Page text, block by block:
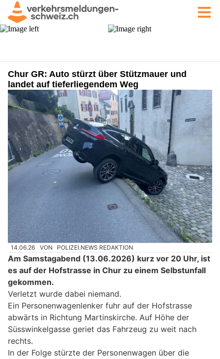
Chur GR: Auto stürzt über Stützmauer und
landet auf tieferliegendem Weg
14.06.26 VON POLIZEI.NEWS REDAKTION
Am Samstagabend (13.06.2026) kurz vor 20 Uhr, ist
es auf der Hofstrasse in Chur zu einem Selbstunfall
gekommen.
Verletzt wurde dabei niemand.
Ein Personenwagenlenker fuhr auf der Hofstrasse
abwärts in Richtung Martinskirche. Auf Höhe der
Süsswinkelgasse geriet das Fahrzeug zu weit nach
rechts.
In der Folge stürzte der Personenwagen über die